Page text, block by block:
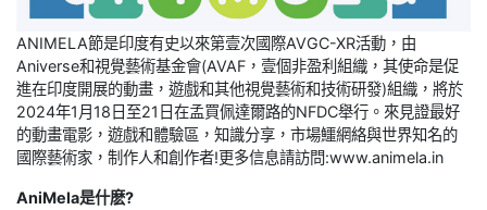
ANIMELA節是印度有史以來第壹次國際AVGC-XR活動，由
Aniverse和視覺藝術基金會(AVAF，壹個非盈利組織，其使命是促
進在印度開展的動畫，遊戲和其他視覺藝術和技術研發)組織，將於
2024年1月18日至21日在孟買佩達爾路的NFDC舉行。來見證最好
的動畫電影，遊戲和體驗區，知識分享，市場鱷網絡與世界知名的
國際藝術家，制作人和創作者!更多信息請訪問:www.animela.in
AniMela是什麽?